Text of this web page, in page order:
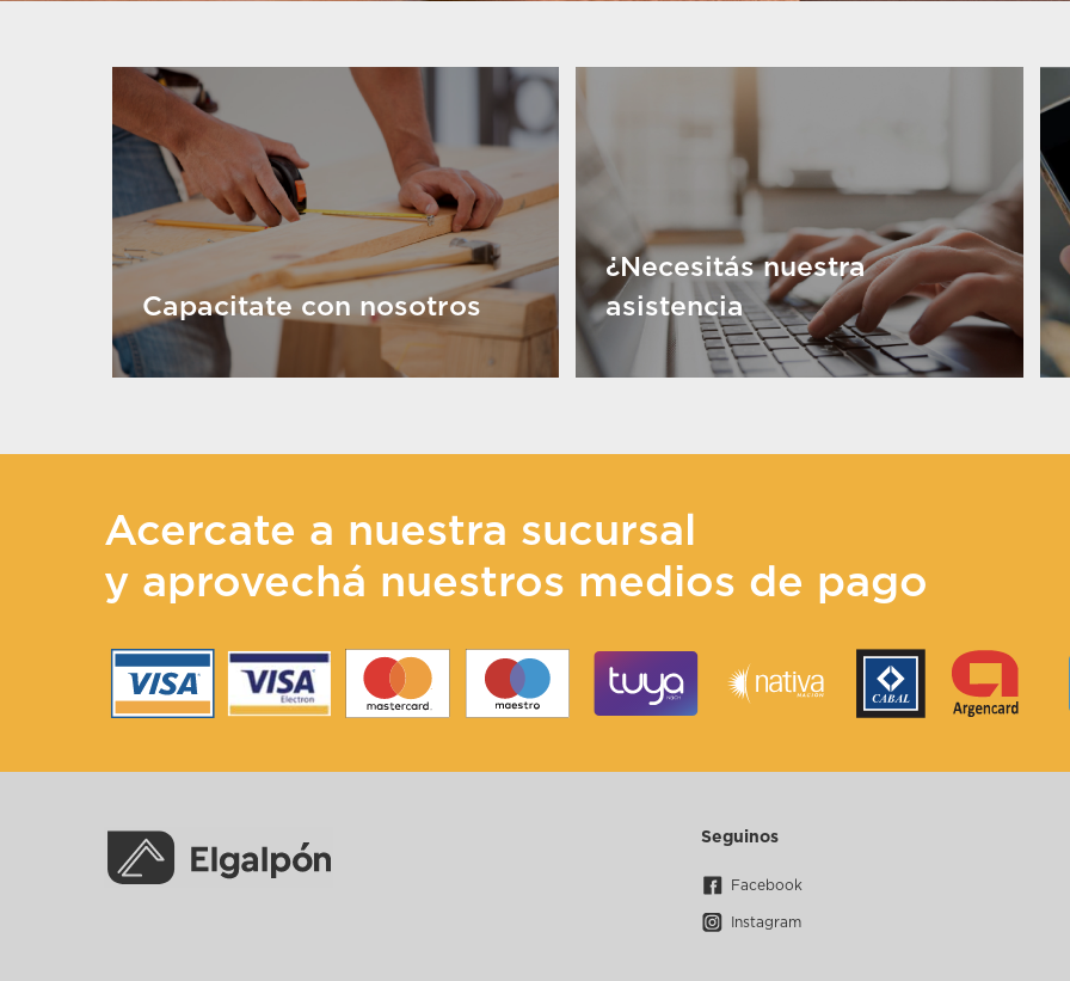
Capacitate con nosotros
¿Necesitás nuestra
asistencia
Acercate a nuestra sucursal
y aprovechá nuestros medios de pago
Seguinos
Facebook
Instagram